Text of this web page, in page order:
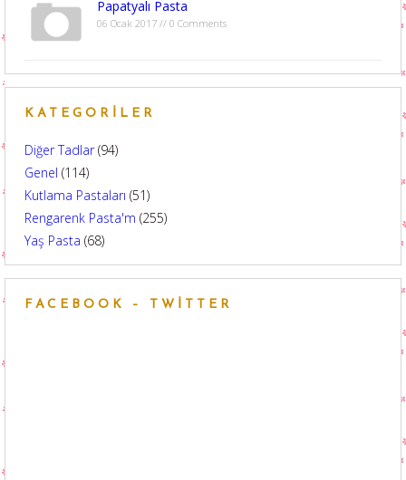
Papatyalı Pasta
06 Ocak 2017 // 0 Comments
KATEGORILER
Diğer Tadlar(94)
Genel (114)
Kutlama Pastaları (51)
Rengarenk Pasta'm (255)
Yaş Pasta (68)
FACEBOOK – TWITTER